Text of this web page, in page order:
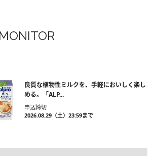
良質な植物性ミルクを、手軽においしく楽し
める。「ALP...
申込締切
2026.08.29（土）23:59まで